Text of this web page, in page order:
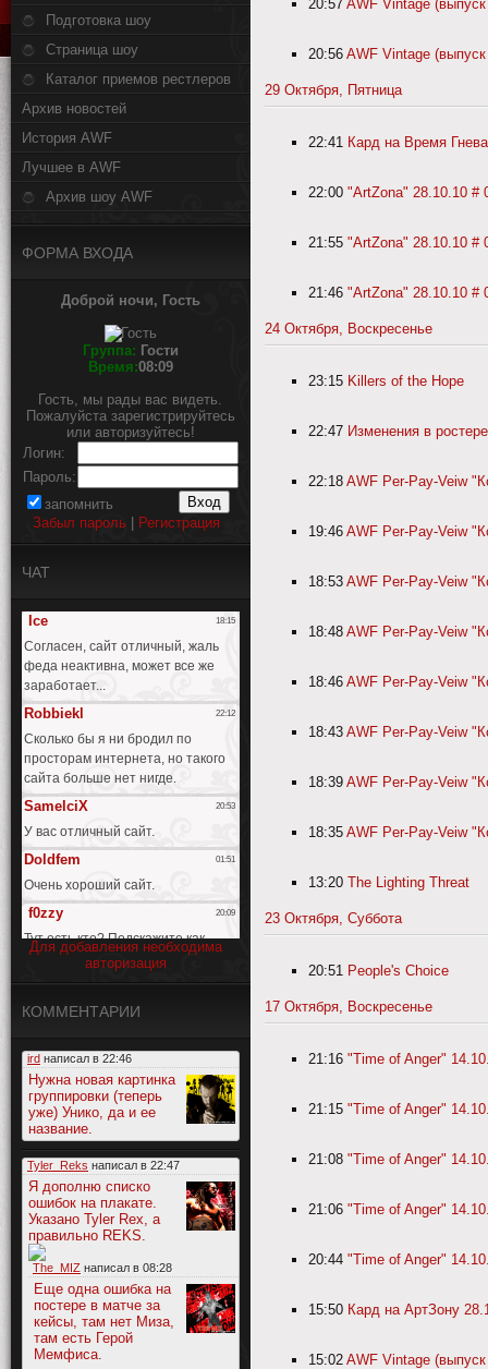
Подготовка шоу
Страница шоу
Каталог приемов рестлеров
Архив новостей
История AWF
Лучшее в AWF
Архив шоу AWF
ФОРМА ВХОДА
Доброй ночи, Гость
Группа: Гости
Время:08:09
Гость, мы рады вас видеть.
Пожалуйста зарегистрируйтесь
или авторизуйтесь!
Логин:
Пароль:
запомнить
Забыл пароль
Регистрация
ЧАТ
Для добавления необходима
авторизация
КОММЕНТАРИИ
ird написал в 22:46
Нужна новая картинка
группировки (теперь
уже) Унико, да и ее
название.
Tyler_Reks написал в 22:47
Я дополню списко
ошибок на плакате.
Указано Tyler Rex, а
правильно REKS.
The_MIZ написал в 08:28
Еще одна ошибка на
постере в матче за
кейсы, там нет Миза,
там есть Герой
Мемфиса.
20:57 AWF Vintage
20:56 AWF Vintage
29 Октября, Пятница
22:41 Кард на Время
22:00 "ArtZona" 28.10.10 #
21:55 "ArtZona" 28.10.10 #
21:46 "ArtZona" 28.10.10 #
24 Октября, Воскресенье
23:15 Killers of the Hope
22:47 Изменения в
22:18 AWF Per-Pay-Veiw
19:46 AWF Per-Pay-Veiw
18:53 AWF Per-Pay-Veiw
18:48 AWF Per-Pay-Veiw
18:46 AWF Per-Pay-Veiw
18:43 AWF Per-Pay-Veiw
18:39 AWF Per-Pay-Veiw
18:35 AWF Per-Pay-Veiw
13:20 The Lighting Threat
23 Октября, Суббота
20:51 People's Choice
17 Октября, Воскресенье
21:16 "Time of Anger"
21:15 "Time of Anger"
21:08 "Time of Anger"
21:06 "Time of Anger"
20:44 "Time of Anger"
15:50 Кард на АртЗону
15:02 AWF Vintage